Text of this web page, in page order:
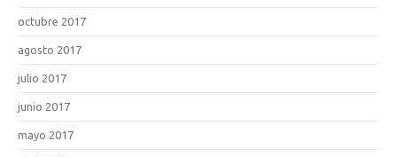
octubre 2017
agosto 2017
julio 2017
junio 2017
mayo 2017